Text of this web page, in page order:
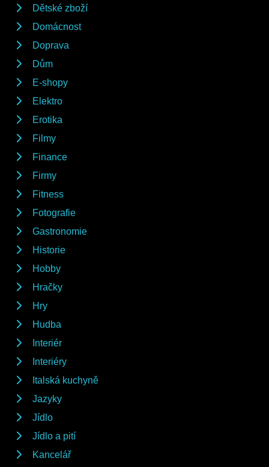
Dětské zboží
Domácnost
Doprava
Dům
E-shopy
Elektro
Erotika
Filmy
Finance
Firmy
Fitness
Fotografie
Gastronomie
Historie
Hobby
Hračky
Hry
Hudba
Interiér
Interiéry
Italská kuchyně
Jazyky
Jídlo
Jídlo a pití
Kancelář